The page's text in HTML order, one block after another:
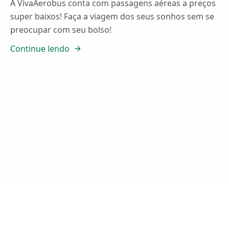
A VivaAerobus conta com passagens aéreas a preços
super baixos! Faça a viagem dos seus sonhos sem se
preocupar com seu bolso!
Continue lendo